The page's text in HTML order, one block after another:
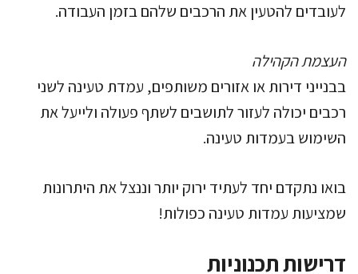
לעובדים להטעין את הרכבים שלהם בזמן העבודה.
העצמת הקהילה
בבנייני דירות או אזורים משותפים, עמדת טעינה לשני
רכבים יכולה לעזור לתושבים לשתף פעולה ולייעל את
השימוש בעמדות טעינה.
בואו נתקדם יחד לעתיד ירוק יותר וננצל את היתרונות
שמציעות עמדות טעינה כפולות!
דרישות תכנוניות